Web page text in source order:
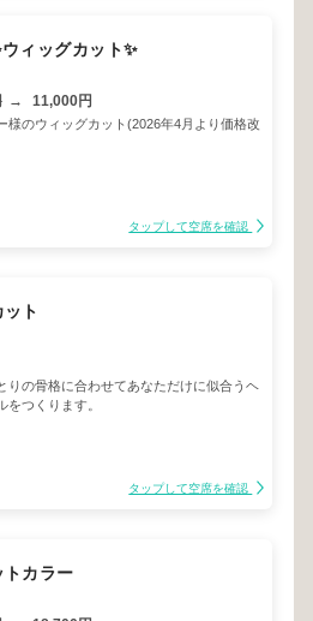
ィッグカット✨
→ 11,000円
様のウィッグカット(2026年4月より価格改
タップして空席を確認
ト
りの骨格に合わせてあなただけに似合うヘ
をつくります。
タップして空席を確認
トカラー